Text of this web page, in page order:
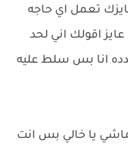
تعمل اي حاجه
اقولك اني لحد
انا بس سلط عليه
يا خالي بس انت